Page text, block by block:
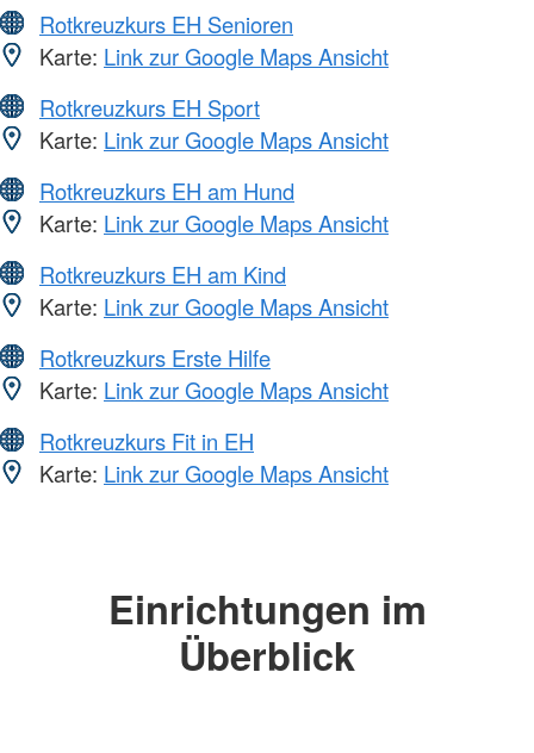
Rotkreuzkurs EH Senioren
Karte: Link zur Google Maps Ansicht
Rotkreuzkurs EH Sport
Karte: Link zur Google Maps Ansicht
Rotkreuzkurs EH am Hund
Karte: Link zur Google Maps Ansicht
Rotkreuzkurs EH am Kind
Karte: Link zur Google Maps Ansicht
Rotkreuzkurs Erste Hilfe
Karte: Link zur Google Maps Ansicht
Rotkreuzkurs Fit in EH
Karte: Link zur Google Maps Ansicht
Einrichtungen im
Überblick